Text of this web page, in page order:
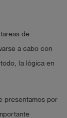
de
a cabo con
la lógica en
presentamos por